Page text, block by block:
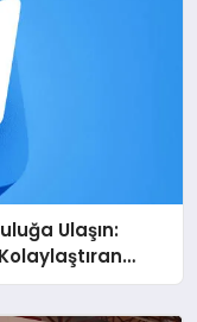
Ulaşın: